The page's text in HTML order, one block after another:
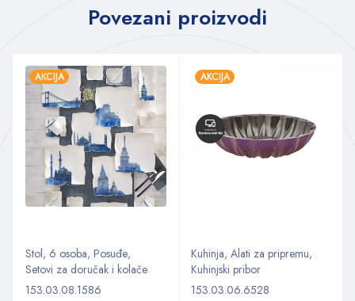
Povezani proizvodi
AKCIJA
Stol, 6 osoba, Posuđe,
Setovi za doručak i kolače
153.03.08.1586
AKCIJA
Kuhinja, Alati za pripremu,
Kuhinjski pribor
153.03.06.6528